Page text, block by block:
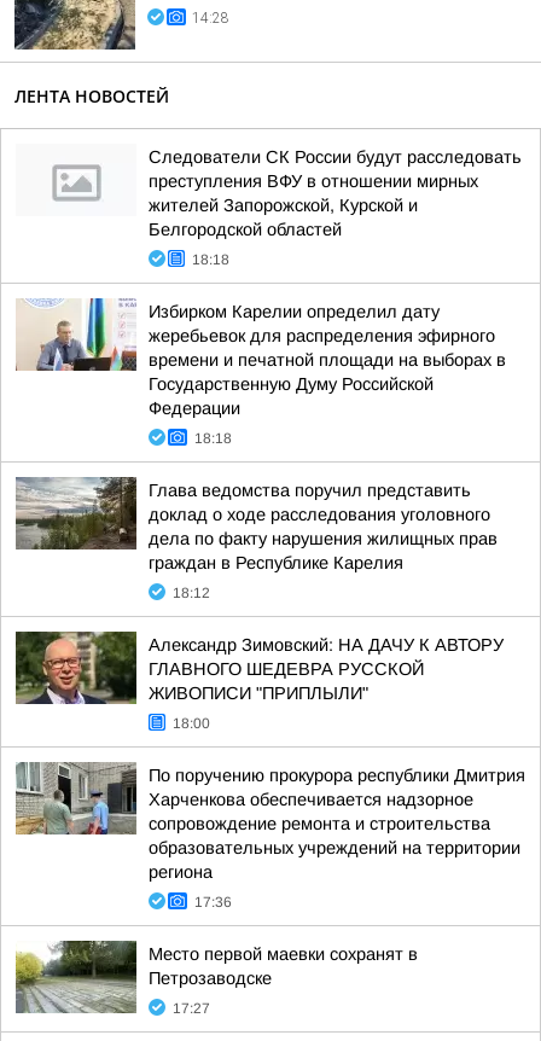
14:28
ЛЕНТА НОВОСТЕЙ
Следователи СК России будут расследовать
преступления ВФУ в отношении мирных
жителей Запорожской, Курской и
Белгородской областей
18:18
Избирком Карелии определил дату
жеребьевок для распределения эфирного
времени и печатной площади на выборах в
Государственную Думу Российской
Федерации
18:18
Глава ведомства поручил представить
доклад о ходе расследования уголовного
дела по факту нарушения жилищных прав
граждан в Республике Карелия
18:12
Александр Зимовский: НА ДАЧУ К АВТОРУ
ГЛАВНОГО ШЕДЕВРА РУССКОЙ
ЖИВОПИСИ "ПРИПЛЫЛИ"
18:00
По поручению прокурора республики Дмитрия
Харченкова обеспечивается надзорное
сопровождение ремонта и строительства
образовательных учреждений на территории
региона
17:36
Место первой маевки сохранят в
Петрозаводске
17:27